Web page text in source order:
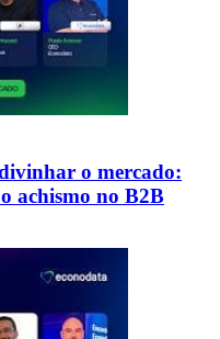
o mercado:
achismo no B2B